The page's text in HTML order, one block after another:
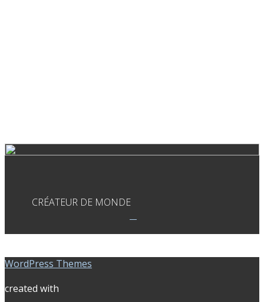
CRÉATEUR DE MONDE
WordPress Themes
created with